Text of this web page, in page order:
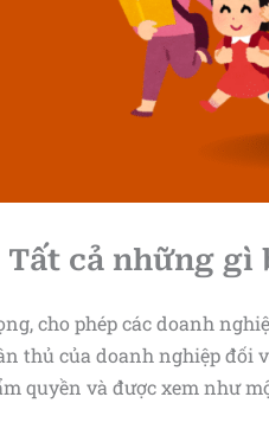
cả những gì
cho phép các doanh
thủ của doanh nghiệp
quyền và được xem như